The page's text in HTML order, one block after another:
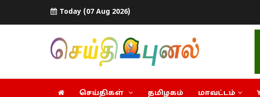
Today (07 Aug 2026)
செய்திகள் தமிழகம் மாவட்டம்